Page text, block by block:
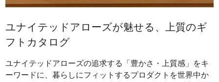
ユナイテッドアローズが魅せる、上質のギ
フトカタログ
ユナイテッドアローズの追求する「豊かさ・上質感」をキ
ーワードに、暮らしにフィットするプロダクトを世界中か